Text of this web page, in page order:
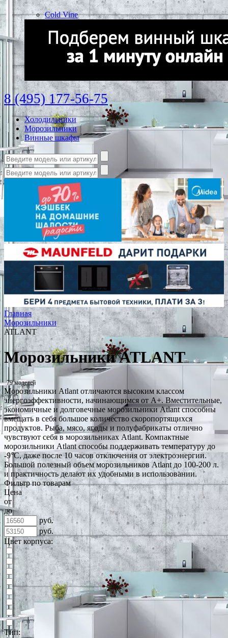
Cold Vine
8 (495) 177-56-75
Холодильники
Морозильники
Винные шкафы
Главная
Морозильники
ATLANT
Морозильники ATLANT
79 моделей
Морозильники Atlant отличаются высоким классом
энергоэффективности, начинающимся от A+. Вместительные,
экономичные и долговечные морозильники Atlant способны
вмещать в себя большое количество скоропортящихся
продуктов. Рыба, мясо, ягоды и полуфабрикаты отлично
чувствуют себя в морозильниках Atlant. Компактные
морозильники Atlant способы поддерживать температуру до
-9°C, даже после 10 часов отключения от электроэнергии.
Большой полезный объем морозильников Atlant до 100-200 л.
и практичность делают их удобными в использовании.
Фильтр по товарам
Цена
от
до
руб.
руб.
Цвет корпуса:
Тип: